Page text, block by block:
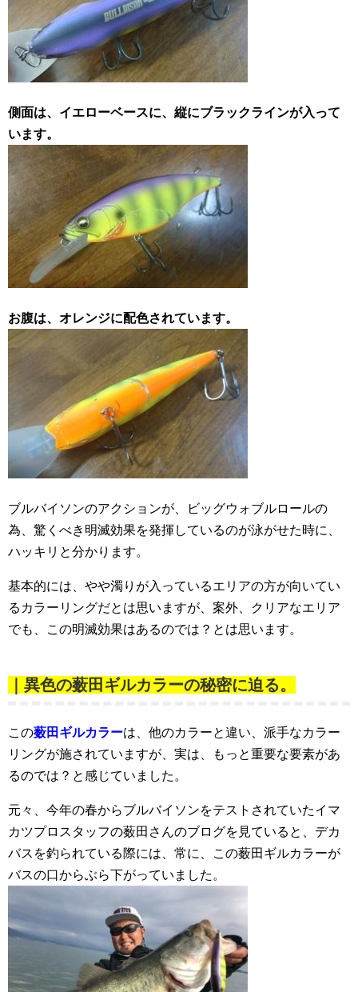
側面は、イエローベースに、縦にブラックラインが入って
います。
お腹は、オレンジに配色されています。
ブルバイソンのアクションが、ビッグウォブルロールの
為、驚くべき明滅効果を発揮しているのが泳がせた時に、
ハッキリと分かります。
基本的には、やや濁りが入っているエリアの方が向いてい
るカラーリングだとは思いますが、案外、クリアなエリア
でも、この明滅効果はあるのでは？とは思います。
｜異色の薮田ギルカラーの秘密に迫る。
この薮田ギルカラーは、他のカラーと違い、派手なカラー
リングが施されていますが、実は、もっと重要な要素があ
るのでは？と感じていました。
元々、今年の春からブルバイソンをテストされていたイマ
カツプロスタッフの薮田さんのブログを見ていると、デカ
バスを釣られている際には、常に、この薮田ギルカラーが
バスの口からぶら下がっていました。